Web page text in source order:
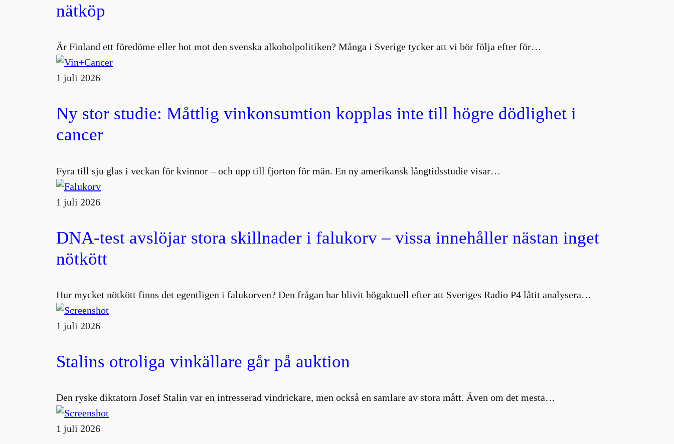
nätköp
Är Finland ett föredöme eller hot mot den svenska alkoholpolitiken? Många i Sverige tycker att vi bör följa efter för…
1 juli 2026
Ny stor studie: Måttlig vinkonsumtion kopplas inte till högre dödlighet i
cancer
Fyra till sju glas i veckan för kvinnor – och upp till fjorton för män. En ny amerikansk långtidsstudie visar…
1 juli 2026
DNA-test avslöjar stora skillnader i falukorv – vissa innehåller nästan inget
nötkött
Hur mycket nötkött finns det egentligen i falukorven? Den frågan har blivit högaktuell efter att Sveriges Radio P4 låtit analysera…
1 juli 2026
Stalins otroliga vinkällare går på auktion
Den ryske diktatorn Josef Stalin var en intresserad vindrickare, men också en samlare av stora mått. Även om det mesta…
1 juli 2026